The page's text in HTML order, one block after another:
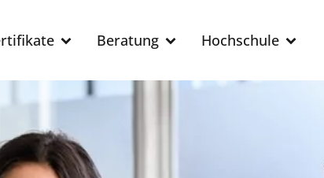
Beratung Hochschule